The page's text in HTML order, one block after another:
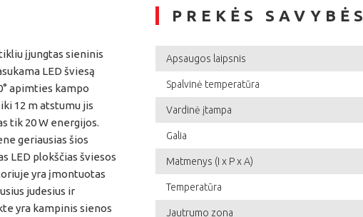
įjungtas sieninis
LED šviesą
apimties kampo
12 m atstumu jis
tik 20 W energijos.
geriausias šios
LED plokščias šviesos
yra įmontuotas
judesius ir
yra kampinis sienos
PREKĖS SAVYBĖS
Apsaugos laipsnis
Spalvinė temperatūra
Vardinė įtampa
Galia
Matmenys (I x P x A)
Temperatūra
Jautrumo zona